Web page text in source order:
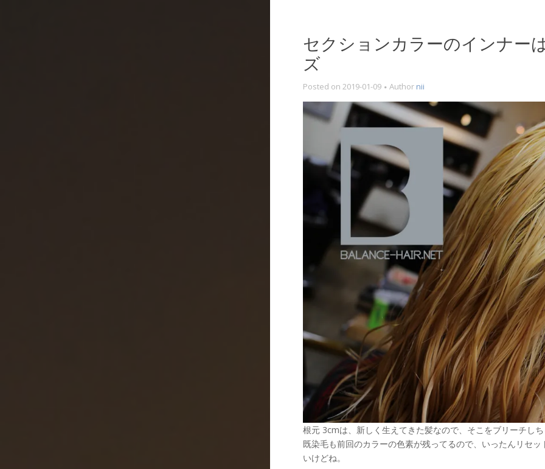
セクションカラーのインナー
ズ
Posted on 2019-01-09 Author nii
根元 3cmは、新しく生えてきた髪なので、そこをブリーチし
既染毛も前回のカラーの色素が残ってるので、いったんリセ
いけどね。